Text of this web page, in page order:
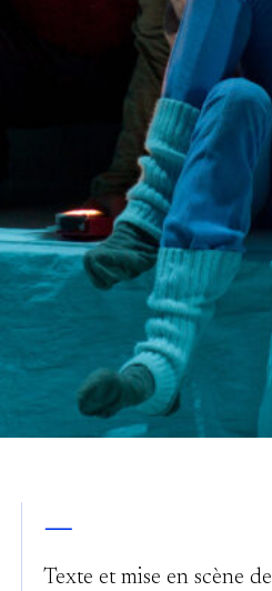
—
Texte et mise en scène de